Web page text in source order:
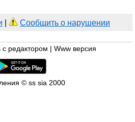
Сообщить о нарушении
с редактором Www версия
© ss sia 2000